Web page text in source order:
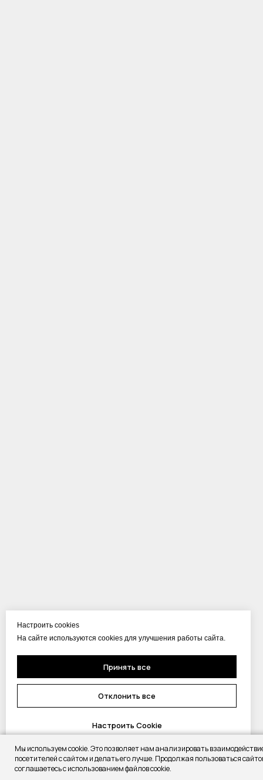
Настроить cookies
На сайте используются cookies для улучшения работы сайта.
Принять все
Отклонить все
Настроить Cookie
Мы используем cookie. Это позволяет нам анализировать
посетителей с сайтом и делать его лучше. Продолжая пользоваться
соглашаетесь с использованием файлов cookie.